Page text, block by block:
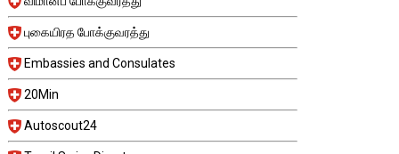
புகையிரத போக்குவரத்து
Embassies and Consulates
20Min
Autoscout24